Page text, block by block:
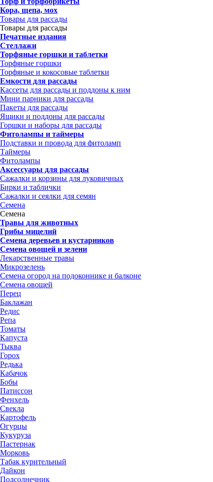
Кора, щепа, мох
Товары для рассады
Товары для рассады
Печатные издания
Стеллажи
Торфяные горшки и таблетки
Торфяные горшки
Торфяные и кокосовые таблетки
Емкости для рассады
Кассеты для рассады и поддоны к ним
Мини парники для рассады
Пакеты для рассады
Ящики и поддоны для рассады
Горшки и наборы для рассады
Фитолампы и таймеры
Подставки и провода для фитоламп
Таймеры
Фитолампы
Аксессуары для рассады
Сажалки и корзины для луковичных
Бирки и таблички
Сажалки и сеялки для семян
Семена
Семена
Травы для животных
Грибы мицелий
Семена деревьев и кустарников
Семена овощей и зелени
Лекарственные травы
Микрозелень
Семена огород на подоконнике и балконе
Семена овощей
Перец
Баклажан
Редис
Репа
Томаты
Капуста
Тыква
Горох
Редька
Кабачок
Бобы
Патиссон
Фенхель
Свекла
Картофель
Огурцы
Кукуруза
Пастернак
Морковь
Табак курительный
Дайкон
Подсолнечник